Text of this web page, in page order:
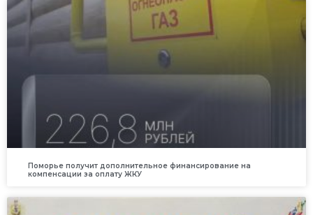
Поморье получит дополнительное финансирование на
компенсации за оплату ЖКУ